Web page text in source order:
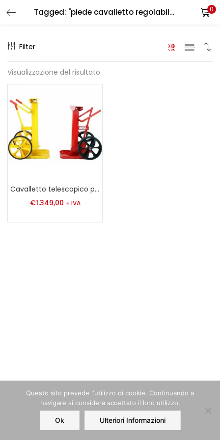
Tagged: "piede cavalletto regolabile" 0
Home Order Account
Filter
Visualizzazione del risultato
Cavalletto telescopico per rimorchi
€1.349,00 + IVA
LOGIN REGISTER
Enter your username and password to login.
Remember me
Lost password?
Questo sito prevede l‘utilizzo di cookie. Continuando a
navigare si considera accettato il loro utilizzo.
Ok Ulteriori Informazioni